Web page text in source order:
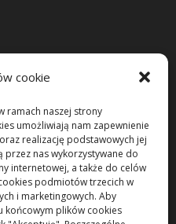
cookie
ramach naszej strony
umożliwiają nam zapewnienie
realizację podstawowych jej
przez nas wykorzystywane do
internetowej, a także do celów
podmiotów trzecich w
i marketingowych. Aby
końcowym plików cookies